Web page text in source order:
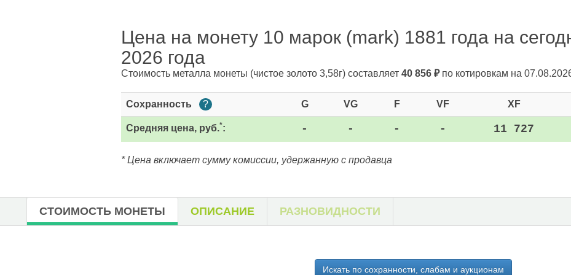
Цена на монету 10 марок (mark) 1881 года на
2026 года
Стоимость металла монеты (чистое золото 3,58г) составляет 40 856 ₽по котировкам на
Сохранность ? G VG F VF XF
Средняя цена, руб.*: - - - - 11 727
* Цена включает сумму комиссии, удержанную с продавца
СТОИМОСТЬ МОНЕТЫ ОПИСАНИЕ РАЗНОВИДНОСТИ
Искать по сохранности, слабам и аукционам